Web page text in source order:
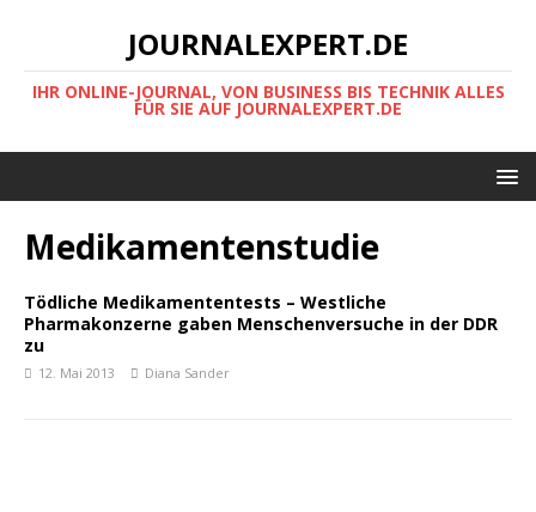
JOURNALEXPERT.DE
IHR ONLINE-JOURNAL, VON BUSINESS BIS TECHNIK ALLES
FÜR SIE AUF JOURNALEXPERT.DE
Medikamentenstudie
Tödliche Medikamententests – Westliche
Pharmakonzerne gaben Menschenversuche in der DDR
zu
12. Mai 2013 Diana Sander